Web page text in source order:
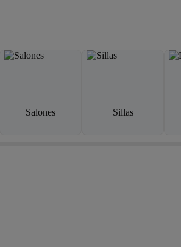
Salones Sillas